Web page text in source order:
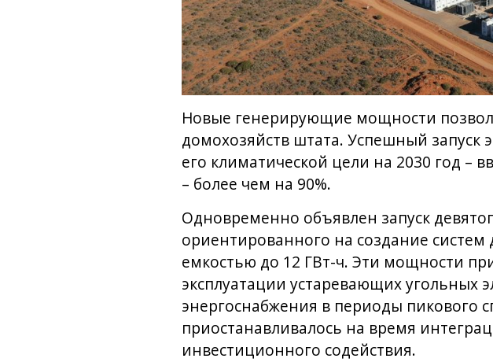
Новые генерирующие мощности
домохозяйств штата. Успешный запуск
его климатической цели на 2030 год –
– более чем на 90%.
Одновременно объявлен запуск
ориентированного на создание
емкостью до 12 ГВт-ч. Эти мощности
эксплуатации устаревающих угольных
энергоснабжения в периоды пикового
приостанавливалось на время
инвестиционного содействия.